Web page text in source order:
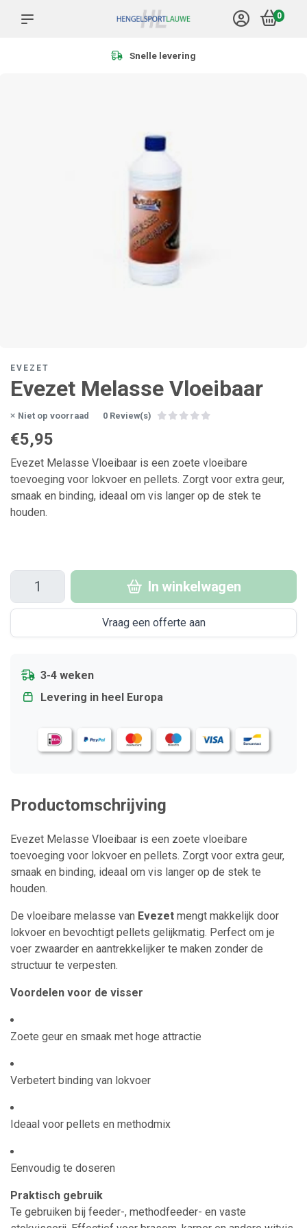
0
Meer dan 1.000 producten
EVEZET
Evezet Melasse Vloeibaar
Niet op voorraad 0 Review(s)
€5,95
Evezet Melasse Vloeibaar is een zoete vloeibare
toevoeging voor lokvoer en pellets. Zorgt voor extra geur,
smaak en binding, ideaal om vis langer op de stek te
houden.
In winkelwagen
Vraag een offerte aan
3-4 weken
Levering in heel Europa
Productomschrijving
Evezet Melasse Vloeibaar is een zoete vloeibare
toevoeging voor lokvoer en pellets. Zorgt voor extra geur,
smaak en binding, ideaal om vis langer op de stek te
houden.
De vloeibare melasse van Evezet mengt makkelijk door
lokvoer en bevochtigt pellets gelijkmatig. Perfect om je
voer zwaarder en aantrekkelijker te maken zonder de
structuur te verpesten.
Voordelen voor de visser
Zoete geur en smaak met hoge attractie
Verbetert binding van lokvoer
Ideaal voor pellets en methodmix
Eenvoudig te doseren
Praktisch gebruik
Te gebruiken bij feeder-, methodfeeder- en vaste